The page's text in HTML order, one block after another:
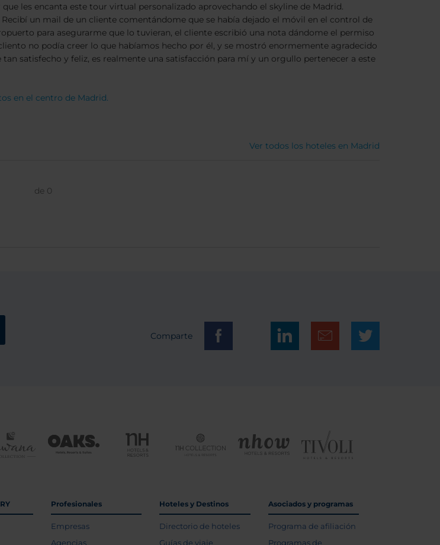
les encanta este tour virtual personalizado aprovechando el skyline de Madrid.
un mail de un cliente comentándome que se había dejado el móvil en el control de
para asegurarme que lo tuvieran, el cliente escribió una nota dándome el permiso
no podía creer lo que habíamos hecho por él, y se mostró enormemente agradecido
satisfecho y feliz, es realmente una satisfacción para mí y un orgullo pertenecer a este
en el centro de Madrid.
Ver todos los hoteles en Madrid
de 0
Comparte
Profesionales
Empresas
Agencias
Hoteles y Destinos
Directorio de hoteles
Guías de viaje
Asociados y programas
Programa de afiliación
Programas de